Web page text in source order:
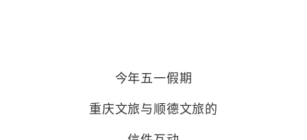
今年五一假期
重庆文旅与顺德文旅的